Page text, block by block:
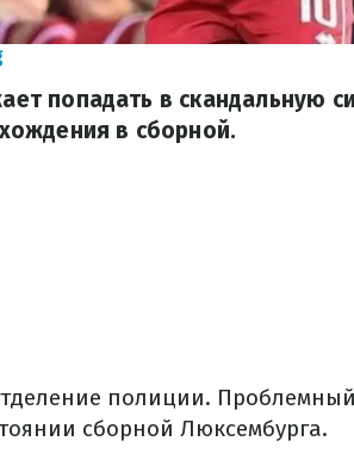
попадать в скандальную
в сборной.
полиции.
сборной Люксембурга.